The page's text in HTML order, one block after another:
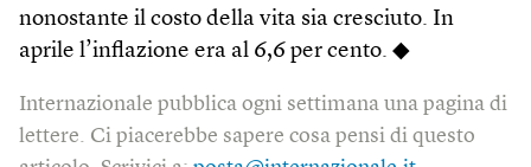
nonostante il costo della vita sia cresciuto. In
aprile l’inflazione era al 6,6 per cento. ◆
Internazionale pubblica ogni settimana una pagina di
lettere. Ci piacerebbe sapere cosa pensi di questo